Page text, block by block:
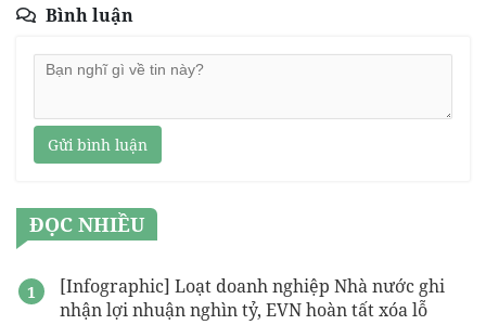
Bình luận
Gửi bình luận
ĐỌC NHIỀU
[Infographic] Loạt doanh nghiệp Nhà nước ghi
nhận lợi nhuận nghìn tỷ, EVN hoàn tất xóa lỗ